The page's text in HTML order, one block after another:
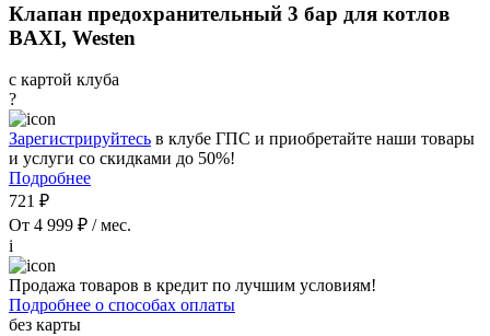
Клапан предохранительный 3 бар для котлов
BAXI, Westen
с картой клуба
?
Зарегистрируйтесь в клубе ГПС и приобретайте наши товары
и услуги со скидками до 50%!
Подробнее
721 ₽
От 4 999 ₽ / мес.
i
Продажа товаров в кредит по лучшим условиям!
Подробнее о способах оплаты
без карты